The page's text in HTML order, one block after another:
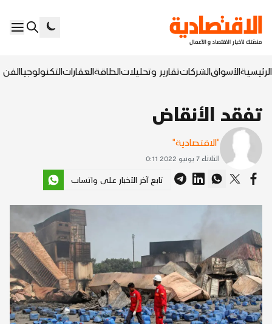
الرئيسيةالأسواقالشركاتتقارير وتحليلاتالطاقةالعقاراتالتكنولوجياالفن
تفقد الأنقاض
"الاقتصادية"
الثلاثاء 7 يونيو 2022 0:11
تابع آخر الأخبار على واتساب